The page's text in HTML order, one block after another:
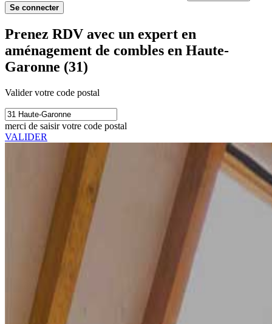
Se connecter
Prenez RDV avec un expert en
aménagement de combles en Haute-
Garonne (31)
Valider votre code postal
merci de saisir votre code postal
VALIDER